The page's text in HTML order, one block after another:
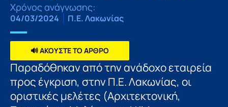
Χρόνος ανάγνωσης:
04/03/2024 Π.Ε. Λακωνίας
🔊 ΑΚΟΥΣΤΕ ΤΟ ΑΡΘΡΟ
Παραδόθηκαν από την ανάδοχο εταιρεία
προς έγκριση, στην Π.Ε. Λακωνίας, οι
οριστικές μελέτες (Αρχιτεκτονική,